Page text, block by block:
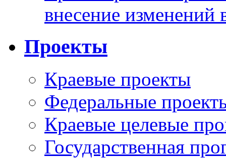
внесение изменений
Проекты
Краевые проекты
Федеральные
Краевые целевые
Государственная